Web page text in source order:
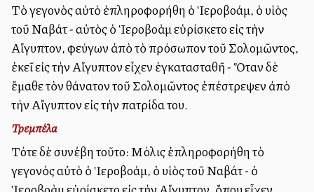
Τὸ γεγονὸς αὐτὸ ἐπληροφορήθη ὁ Ἱεροβοάμ, ὁ υἱὸς
τοῦ Ναβάτ - αὐτὸς ὁ Ἱεροβοὰμ εὑρίσκετο εἰς τὴν
Αἴγυπτον, φεύγων ἀπὸ τὸ πρόσωπον τοῦ Σολομῶντος,
ἐκεῖ εἰς τὴν Αἴγυπτον εἶχεν ἐγκατασταθῆ - Ὅταν δὲ
ἔμαθε τὸν θάνατον τοῦ Σολομῶντος ἐπέστρεψεν ἀπὸ
τὴν Αἴγυπτον εἰς τὴν πατρίδα του.
Τρεμπέλα
Τότε δὲ συνέβη τοῦτο: Μόλις ἐπληροφορήθη τὸ
γεγονὸς αὐτὸ ὁ Ἱεροβοάμ, ὁ υἱὸς τοῦ Ναβάτ - ὁ